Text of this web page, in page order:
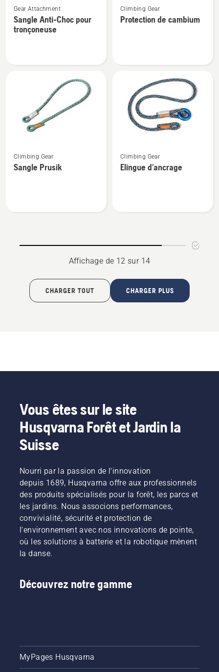
plus
de
détails
tronçoneuse
Gear Attachment
Sangle Anti-Choc pour
tronçoneuse
plus
de
Climbing Gear
Protection de cambium
plus
de
Climbing Gear
Sangle Prusik
plus
de
Climbing Gear
Elingue d'ancrage
Affichage de 12 sur 14
CHARGER TOUT CHARGER PLUS
Vous êtes sur le site
Husqvarna Forêt et Jardin la
Suisse
Nourri par la passion de l'innovation
depuis 1689, Husqvarna offre aux professionnels
des produits spécialisés pour la forêt, les parcs et
les jardins. Nous associons performances,
convivialité, sécurité et protection de
l'environnement avec nos innovations de pointe,
où les solutions à batterie et la robotique mènent
la danse.
Découvrez notre gamme
MyPages Husqvarna